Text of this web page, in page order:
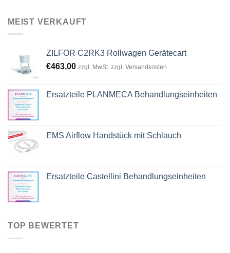
MEIST VERKAUFT
ZILFOR C2RK3 Rollwagen Gerätecart
€463,00 zzgl. MwSt. zzgl. Versandkosten
Ersatzteile PLANMECA Behandlungseinheiten
EMS Airflow Handstück mit Schlauch
Ersatzteile Castellini Behandlungseinheiten
TOP BEWERTET